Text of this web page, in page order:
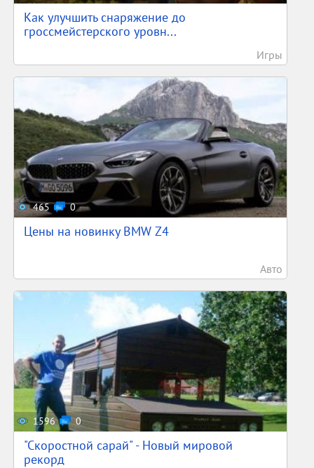
Как улучшить снаряжение до
гроссмейстерского уровн...
Игры
465 0
Цены на новинку BMW Z4
Авто
1596 0
"Скоростной сарай" - Новый мировой
рекорд